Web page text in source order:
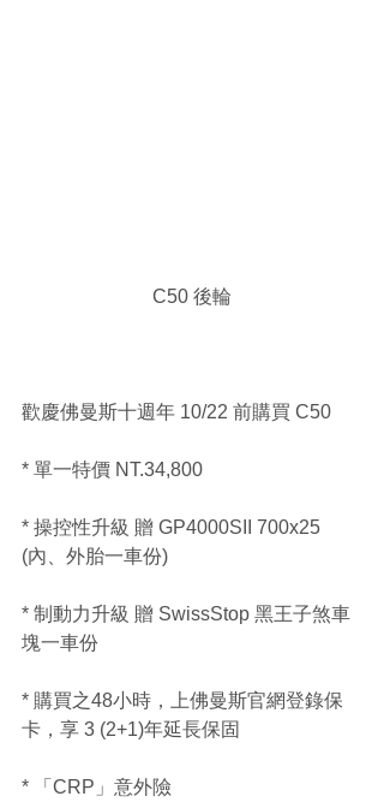
C50 後輪
歡慶佛曼斯十週年 10/22 前購買 C50
* 單一特價 NT.34,800
* 操控性升級 贈 GP4000SII 700x25
(內、外胎一車份)
* 制動力升級 贈 SwissStop 黑王子煞車
塊一車份
* 購買之48小時，上佛曼斯官網登錄保
卡，享 3 (2+1)年延長保固
* 「CRP」意外險